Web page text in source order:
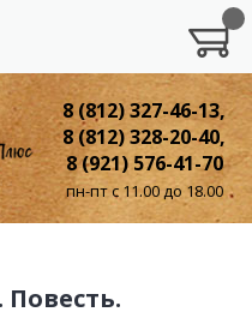
8 (812) 327-46-13,
8 (812) 328-20-40,
8 (921) 576-41-70
пн-пт с 11.00 до 18.00